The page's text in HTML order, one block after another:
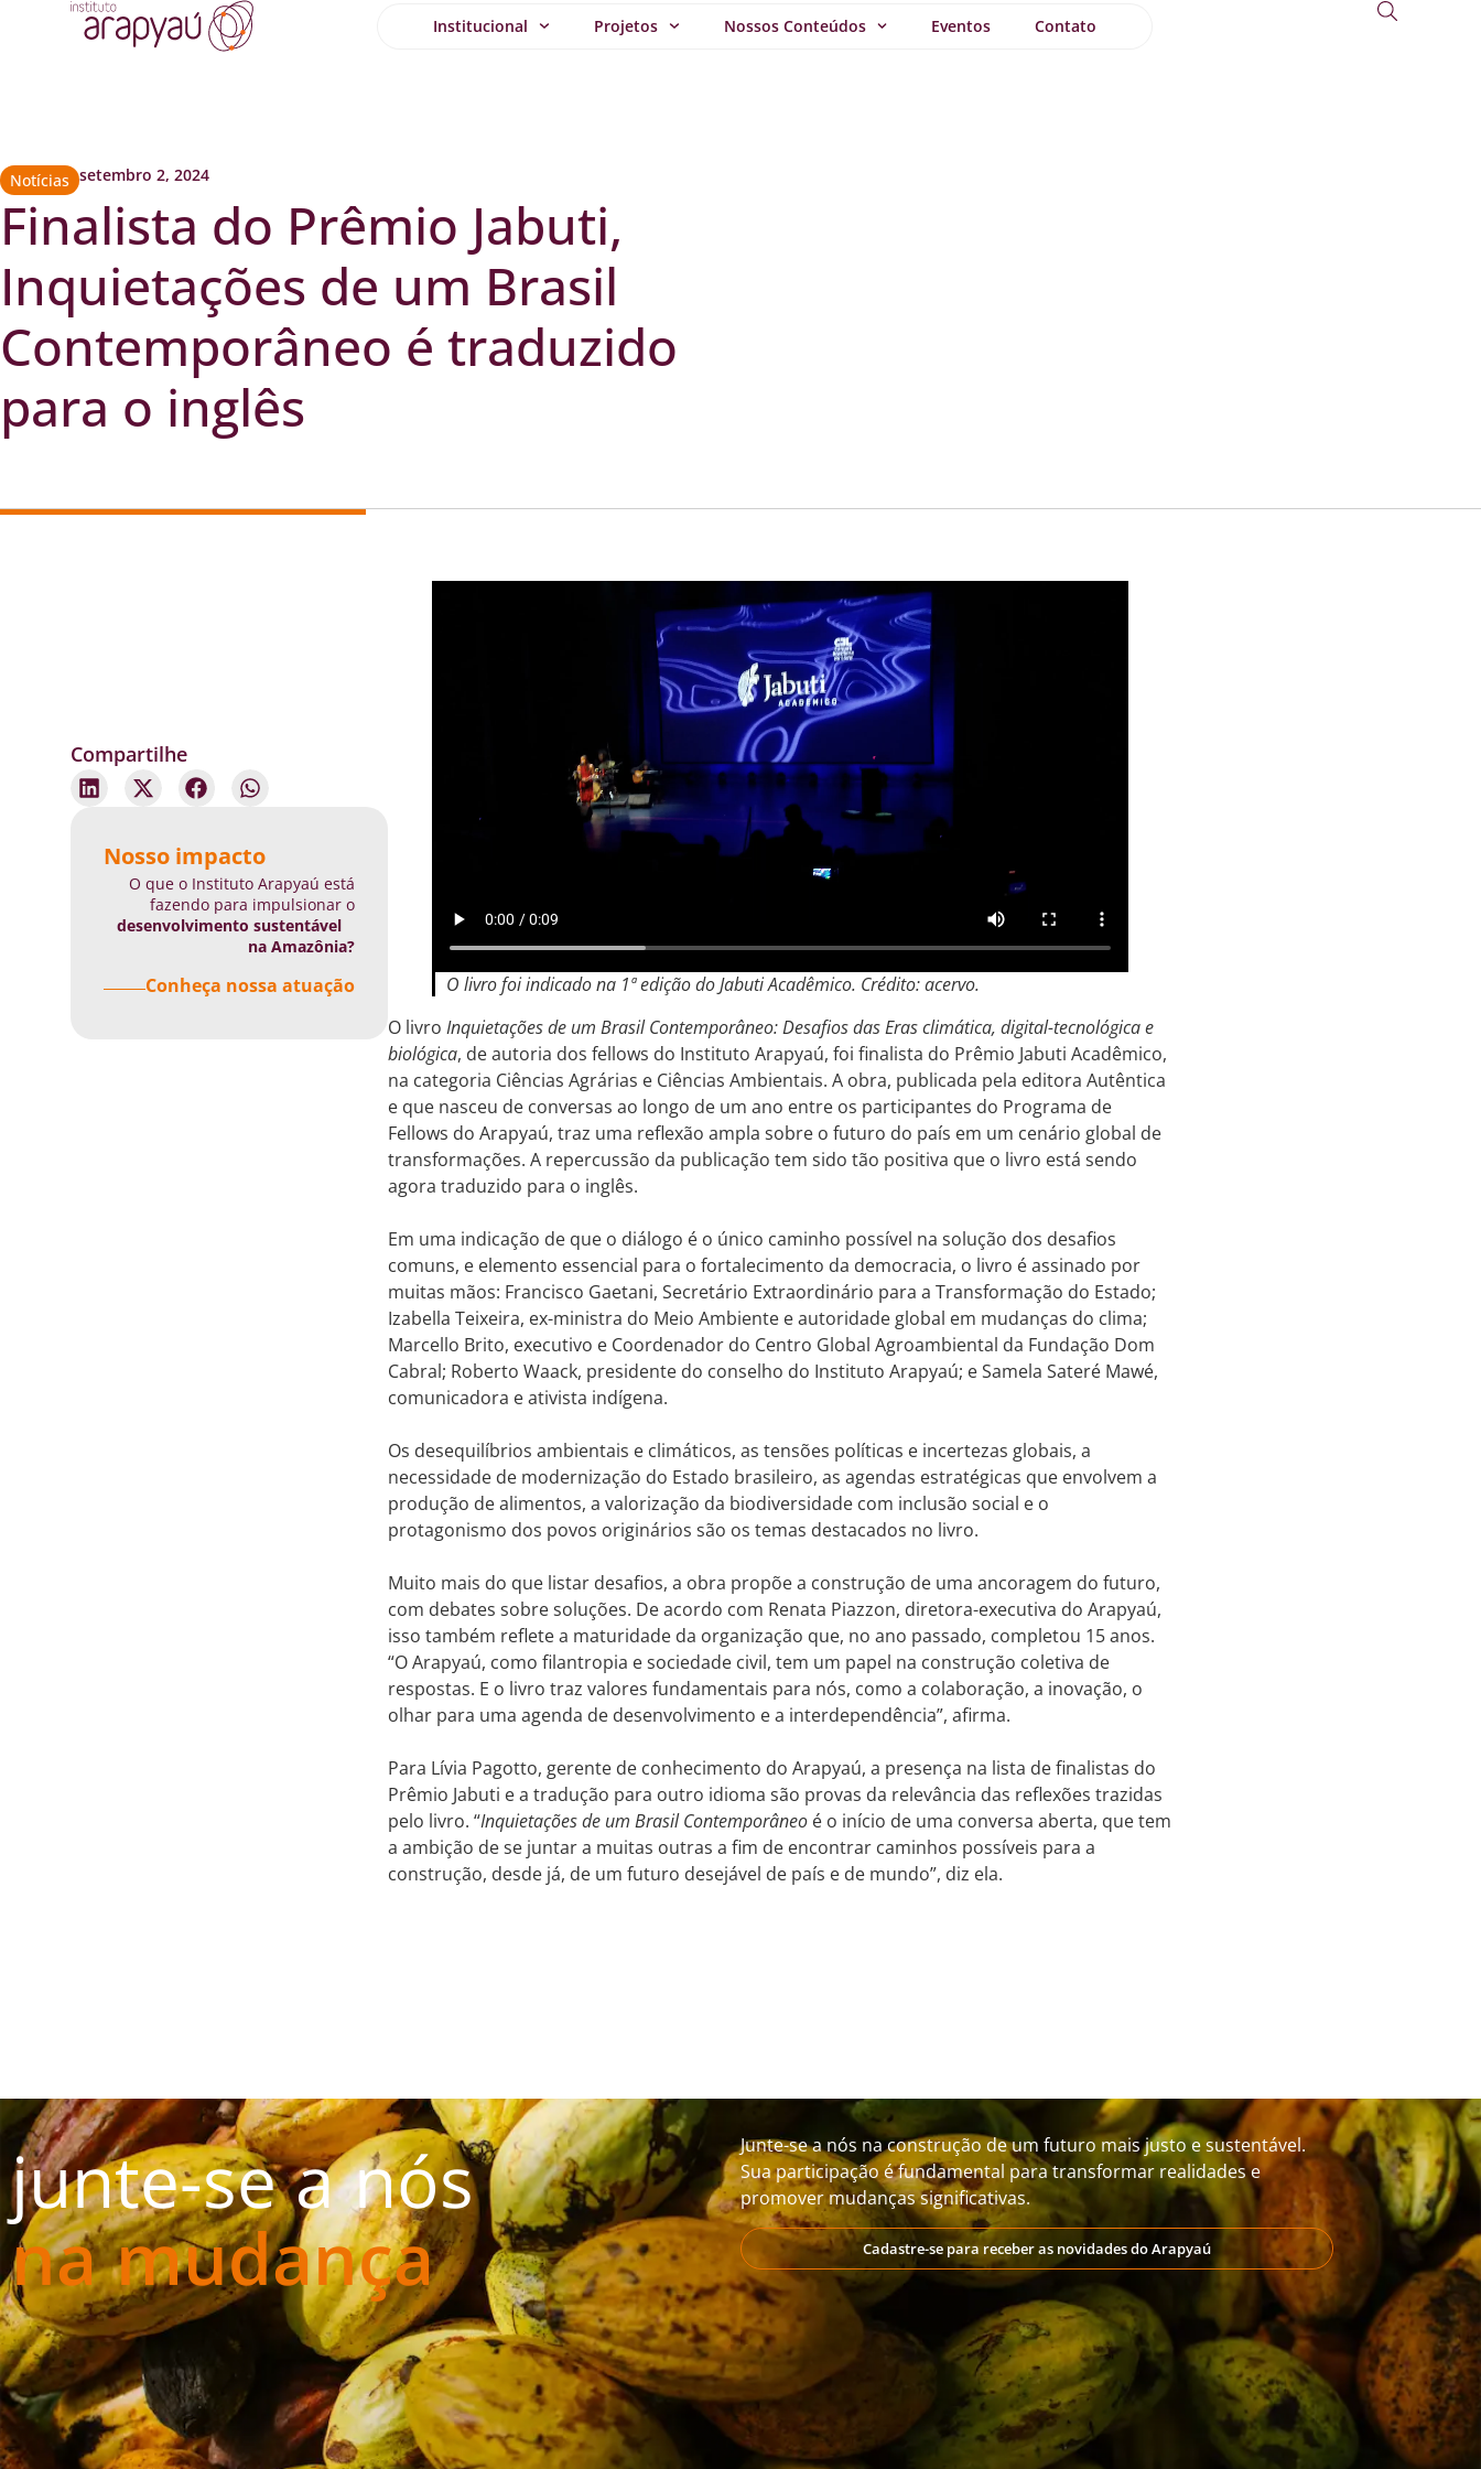
Institucional Projetos Nossos Conteúdos Eventos Contato
Notícias setembro 2, 2024
Finalista do Prêmio Jabuti,
Inquietações de um Brasil
Contemporâneo é traduzido
para o inglês
Compartilhe
Nosso impacto
O que o Instituto Arapyaú está
fazendo para impulsionar o
desenvolvimento sustentável
na Amazônia?
Conheça nossa atuação
O livro foi indicado na 1ª edição do Jabuti Acadêmico. Crédito: acervo.
O livroInquietações de um Brasil Contemporâneo: Desafios das Eras climática, digital-tecnológica e
biológica, de autoria dos fellows do Instituto Arapyaú, foi finalista do Prêmio Jabuti Acadêmico,
na categoria Ciências Agrárias e Ciências Ambientais. A obra, publicada pela editora Autêntica
e que nasceu de conversas ao longo de um ano entre os participantes do Programa de
Fellows do Arapyaú, traz uma reflexão ampla sobre o futuro do país em um cenário global de
transformações. A repercussão da publicação tem sido tão positiva que o livro está sendo
agora traduzido para o inglês.
Em uma indicação de que o diálogo é o único caminho possível na solução dos desafios
comuns, e elemento essencial para o fortalecimento da democracia, o livro é assinado por
muitas mãos: Francisco Gaetani, Secretário Extraordinário para a Transformação do Estado;
Izabella Teixeira, ex-ministra do Meio Ambiente e autoridade global em mudanças do clima;
Marcello Brito, executivo e Coordenador do Centro Global Agroambiental da Fundação Dom
Cabral; Roberto Waack, presidente do conselho do Instituto Arapyaú; e Samela Sateré Mawé,
comunicadora e ativista indígena.
Os desequilíbrios ambientais e climáticos, as tensões políticas e incertezas globais, a
necessidade de modernização do Estado brasileiro, as agendas estratégicas que envolvem a
produção de alimentos, a valorização da biodiversidade com inclusão social e o
protagonismo dos povos originários são os temas destacados no livro.
Muito mais do que listar desafios, a obra propõe a construção de uma ancoragem do futuro,
com debates sobre soluções. De acordo com Renata Piazzon, diretora-executiva do Arapyaú,
isso também reflete a maturidade da organização que, no ano passado, completou 15 anos.
“O Arapyaú, como filantropia e sociedade civil, tem um papel na construção coletiva de
respostas. E o livro traz valores fundamentais para nós, como a colaboração, a inovação, o
olhar para uma agenda de desenvolvimento e a interdependência”, afirma.
Para Lívia Pagotto, gerente de conhecimento do Arapyaú, a presença na lista de finalistas do
Prêmio Jabuti e a tradução para outro idioma são provas da relevância das reflexões trazidas
pelo livro. “Inquietações de um Brasil Contemporâneo é o início de uma conversa aberta, que tem
a ambição de se juntar a muitas outras a fim de encontrar caminhos possíveis para a
construção, desde já, de um futuro desejável de país e de mundo”, diz ela.
junte-se a nós
na mudança
Junte-se a nós na construção de um futuro mais justo e sustentável.
Sua participação é fundamental para transformar realidades e
promover mudanças significativas.
Cadastre-se para receber as novidades do Arapyaú